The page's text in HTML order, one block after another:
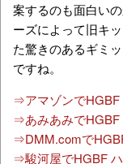
案するのも面白い
ーズによって旧キ
た驚きのあるギミ
ですね。
⇒アマゾンでHGBF
⇒あみあみでHGBF
⇒DMM.comで
⇒駿河屋でHGBF